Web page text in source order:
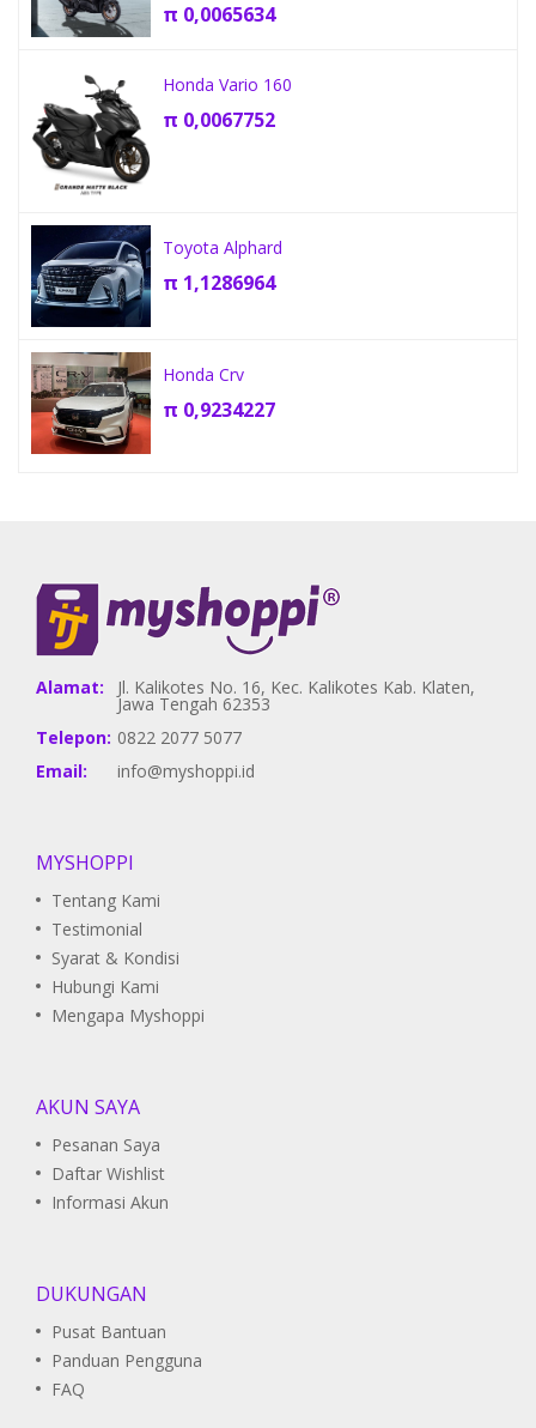
π 0,0065634
Honda Vario 160
π 0,0067752
Toyota Alphard
π 1,1286964
Honda Crv
π 0,9234227
Alamat: Jl. Kalikotes No. 16, Kec. Kalikotes Kab. Klaten,
Jawa Tengah 62353
Telepon: 0822 2077 5077
Email:
info@myshoppi.id
MYSHOPPI
Tentang Kami
Testimonial
Syarat & Kondisi
Hubungi Kami
Mengapa Myshoppi
AKUN SAYA
Pesanan Saya
Daftar Wishlist
Informasi Akun
DUKUNGAN
Pusat Bantuan
Panduan Pengguna
FAQ